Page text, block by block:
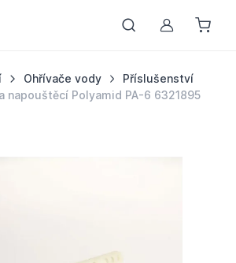
Můj účet
Ohřívače vody
Příslušenství
napouštěcí Polyamid PA-6 6321895